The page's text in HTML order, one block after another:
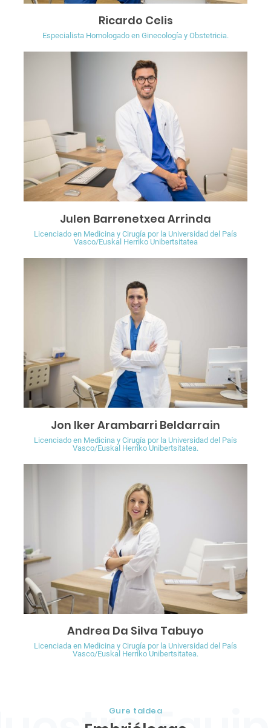
Ricardo Celis
Especialista Homologado en Ginecología y Obstetricia.
Julen Barrenetxea Arrinda
Licenciado en Medicina y Cirugía por la Universidad del País
Vasco/Euskal Herriko Unibertsitatea
Jon Iker Arambarri Beldarrain
Licenciado en Medicina y Cirugía por la Universidad del País
Vasco/Euskal Herriko Unibertsitatea.
Andrea Da Silva Tabuyo
Licenciada en Medicina y Cirugía por la Universidad del País
Vasco/Euskal Herriko Unibertsitatea.
Gure taldea